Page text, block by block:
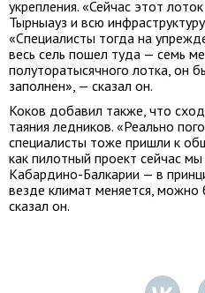
укрепления. «Сейчас этот
Тырныауз и всю
«Специалисты тогда на
весь сель пошел туда — семь
полуторатысячного лотка, он
заполнен», — сказал он.
Коков добавил также, что
таяния ледников. «Реально
специалисты тоже пришли к
как пилотный проект сейчас
Кабардино-Балкарии — в
везде климат меняется,
сказал он.